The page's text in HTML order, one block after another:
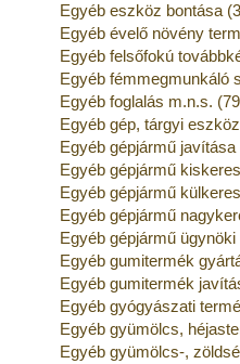
Egyéb eszköz bontása
Egyéb évelő növény
Egyéb felsőfokú
Egyéb fémmegmunkáló
Egyéb foglalás m.n.s.
Egyéb gép, tárgyi
Egyéb gépjármű
Egyéb gépjármű
Egyéb gépjármű
Egyéb gépjármű
Egyéb gépjármű
Egyéb gumitermék
Egyéb gumitermék
Egyéb gyógyászati
Egyéb gyümölcs,
Egyéb gyümölcs-,